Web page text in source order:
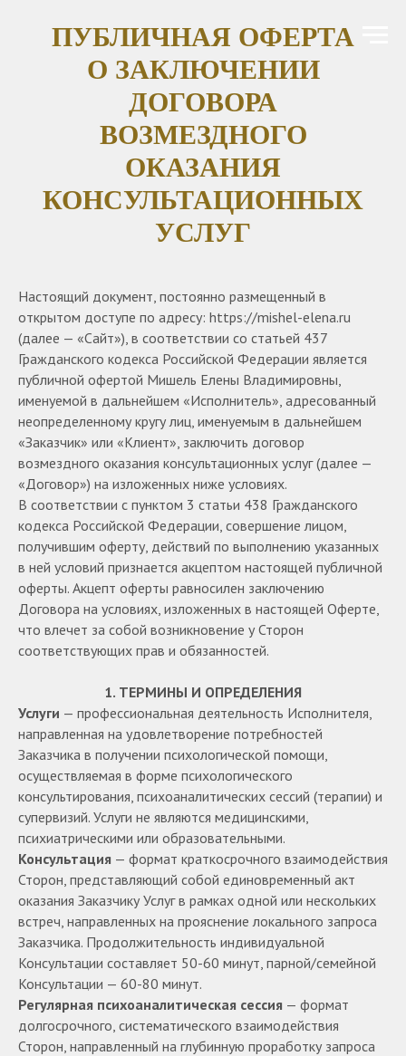
ПУБЛИЧНАЯ ОФЕРТА
О ЗАКЛЮЧЕНИИ
ДОГОВОРА
ВОЗМЕЗДНОГО
ОКАЗАНИЯ
КОНСУЛЬТАЦИОННЫХ
УСЛУГ
Настоящий документ, постоянно размещенный в
открытом доступе по адресу: https://mishel-elena.ru
(далее — «Сайт»), в соответствии со статьей 437
Гражданского кодекса Российской Федерации является
публичной офертой Мишель Елены Владимировны,
именуемой в дальнейшем «Исполнитель», адресованный
неопределенному кругу лиц, именуемым в дальнейшем
«Заказчик» или «Клиент», заключить договор
возмездного оказания консультационных услуг (далее —
«Договор») на изложенных ниже условиях.
В соответствии с пунктом 3 статьи 438 Гражданского
кодекса Российской Федерации, совершение лицом,
получившим оферту, действий по выполнению указанных
в ней условий признается акцептом настоящей публичной
оферты. Акцепт оферты равносилен заключению
Договора на условиях, изложенных в настоящей Оферте,
что влечет за собой возникновение у Сторон
соответствующих прав и обязанностей.
1. ТЕРМИНЫ И ОПРЕДЕЛЕНИЯ
Услуги — профессиональная деятельность Исполнителя,
направленная на удовлетворение потребностей
Заказчика в получении психологической помощи,
осуществляемая в форме психологического
консультирования, психоаналитических сессий (терапии) и
супервизий. Услуги не являются медицинскими,
психиатрическими или образовательными.
Консультация — формат краткосрочного взаимодействия
Сторон, представляющий собой единовременный акт
оказания Заказчику Услуг в рамках одной или нескольких
встреч, направленных на прояснение локального запроса
Заказчика. Продолжительность индивидуальной
Консультации составляет 50-60 минут, парной/семейной
Консультации — 60-80 минут.
Регулярная психоаналитическая сессия — формат
долгосрочного, систематического взаимодействия
Сторон, направленный на глубинную проработку запроса